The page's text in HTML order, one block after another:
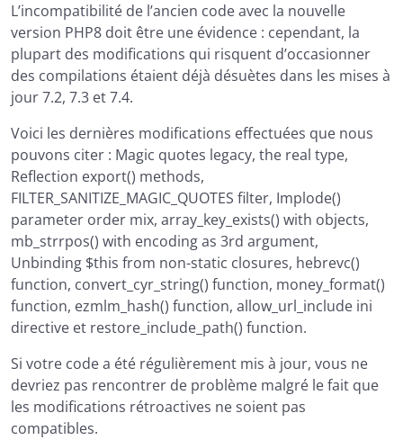
L’incompatibilité de l’ancien code avec la nouvelle
version PHP8 doit être une évidence : cependant, la
plupart des modifications qui risquent d’occasionner
des compilations étaient déjà désuètes dans les mises à
jour 7.2, 7.3 et 7.4.
Voici les dernières modifications effectuées que nous
pouvons citer : Magic quotes legacy, the real type,
Reflection export() methods,
FILTER_SANITIZE_MAGIC_QUOTES filter, Implode()
parameter order mix, array_key_exists() with objects,
mb_strrpos() with encoding as 3rd argument,
Unbinding $this from non-static closures, hebrevc()
function, convert_cyr_string() function, money_format()
function, ezmlm_hash() function, allow_url_include ini
directive et restore_include_path() function.
Si votre code a été régulièrement mis à jour, vous ne
devriez pas rencontrer de problème malgré le fait que
les modifications rétroactives ne soient pas
compatibles.